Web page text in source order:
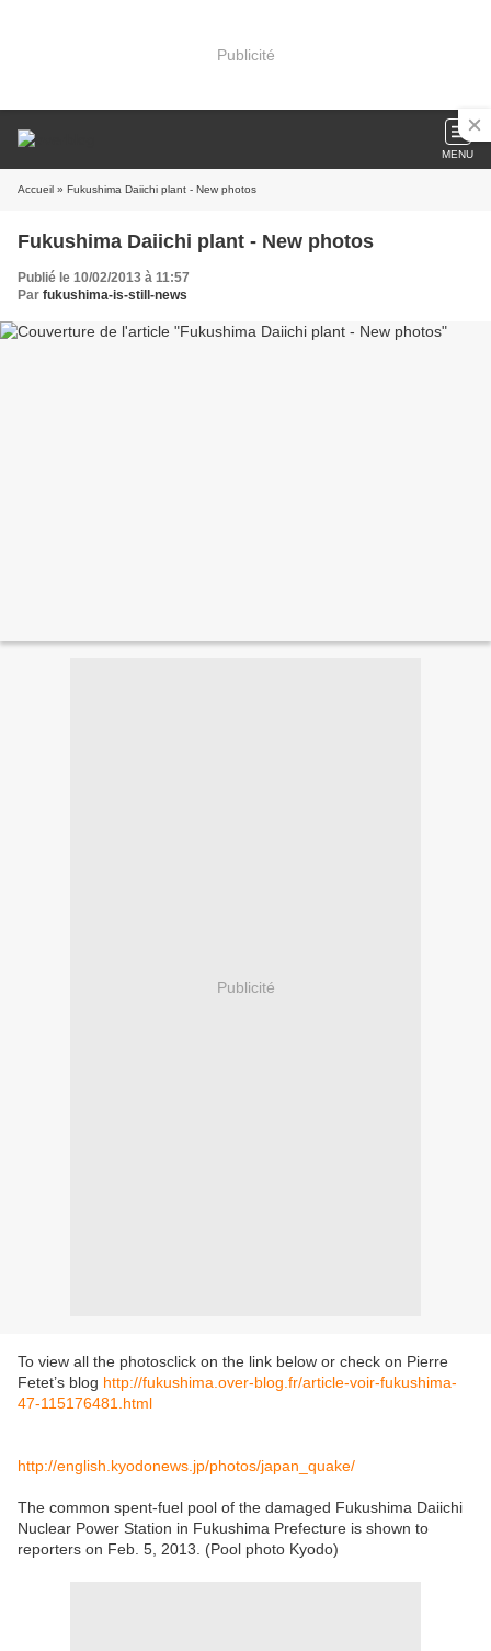
Publicité
MENU
Accueil » Fukushima Daiichi plant - New photos
Fukushima Daiichi plant - New photos
Publié le 10/02/2013 à 11:57
Par fukushima-is-still-news
Publicité
To view all the photosclick on the link below or check on Pierre
Fetet’s blog http://fukushima.over-blog.fr/article-voir-fukushima-
47-115176481.html
http://english.kyodonews.jp/photos/japan_quake/
The common spent-fuel pool of the damaged Fukushima Daiichi
Nuclear Power Station in Fukushima Prefecture is shown to
reporters on Feb. 5, 2013. (Pool photo Kyodo)